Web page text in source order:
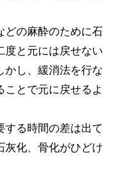
どの麻酔のために石
度と元には戻せない
かし、緩消法を行な
ことで元に戻せるよ
る時間の差は出て
灰化、骨化がひどけ